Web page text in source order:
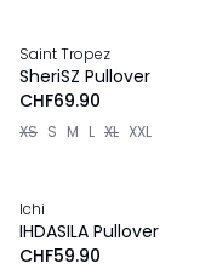
NEU
Saint Tropez
SheriSZ Pullover
CHF69.90
XS S M L XL XXL
NEU
Ichi
IHDASILA Pullover
CHF59.90